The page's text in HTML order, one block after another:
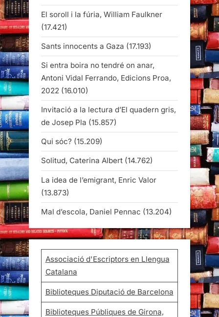
El soroll i la fúria, William Faulkner
(17.421)
Sants innocents a Gaza (17.193)
Si entra boira no tendré on anar,
Antoni Vidal Ferrando, Edicions Proa,
2022 (16.010)
Invitació a la lectura d’El quadern gris,
de Josep Pla (15.857)
Qui sóc? (15.209)
Solitud, Caterina Albert (14.762)
La idea de l’emigrant, Enric Valor
(13.873)
Mal d’escola, Daniel Pennac (13.204)
Associació d'Escriptors en Llengua
Catalana
Biblioteques Diputació de Barcelona
Biblioteques Públiques de Girona,